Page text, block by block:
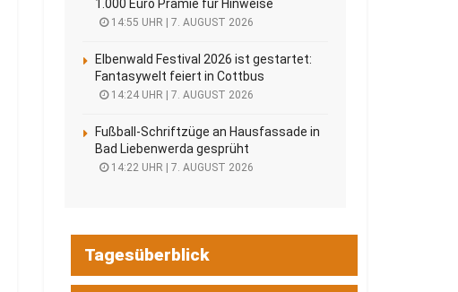
1.000 Euro Prämie für Hinweise
14:55 UHR | 7. AUGUST 2026
Elbenwald Festival 2026 ist gestartet:
Fantasywelt feiert in Cottbus
14:24 UHR | 7. AUGUST 2026
Fußball-Schriftzüge an Hausfassade in
Bad Liebenwerda gesprüht
14:22 UHR | 7. AUGUST 2026
Tagesüberblick